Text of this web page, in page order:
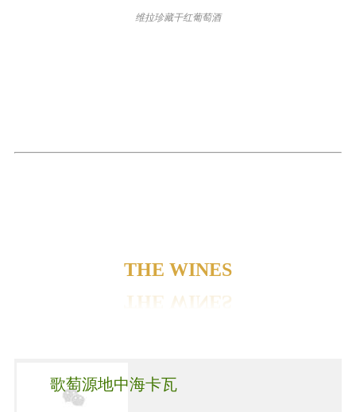
维拉珍藏干红葡萄酒
THE WINES
歌萄源地中海卡瓦